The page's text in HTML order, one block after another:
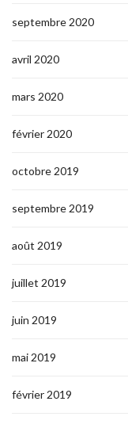
septembre 2020
avril 2020
mars 2020
février 2020
octobre 2019
septembre 2019
août 2019
juillet 2019
juin 2019
mai 2019
février 2019